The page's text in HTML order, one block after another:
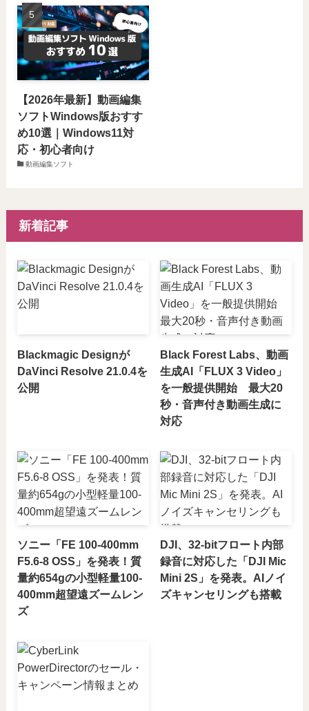
【2026年最新】動画編集
ソフトWindows版おすす
め10選｜Windows11対
応・初心者向け
動画編集ソフト
新着記事
Blackmagic Designが
DaVinci Resolve 21.0.4を
公開
Black Forest Labs、動画
生成AI「FLUX 3 Video」
を一般提供開始 最大20
秒・音声付き動画生成に
対応
ソニー「FE 100-400mm
F5.6-8 OSS」を発表！質
量約654gの小型軽量100-
400mm超望遠ズームレン
ズ
DJI、32-bitフロート内部
録音に対応した「DJI Mic
Mini 2S」を発表。AIノイ
ズキャンセリングも搭載